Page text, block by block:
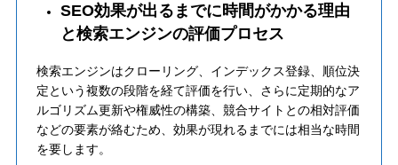
SEO効果が出るまでに時間がかかる理由
と検索エンジンの評価プロセス
検索エンジンはクローリング、インデックス登録、順位決
定という複数の段階を経て評価を行い、さらに定期的なア
ルゴリズム更新や権威性の構築、競合サイトとの相対評価
などの要素が絡むため、効果が現れるまでには相当な時間
を要します。